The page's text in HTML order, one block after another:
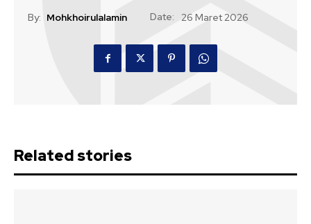
By: Mohkhoirulalamin Date: 26 Maret 2026
Related stories